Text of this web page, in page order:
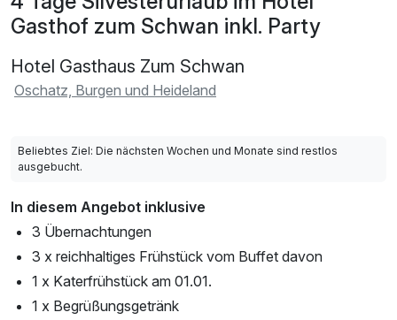
Gasthof zum Schwan inkl. Party
Hotel Gasthaus Zum Schwan
Oschatz, Burgen und Heideland
Beliebtes Ziel: Die nächsten Wochen und Monate sind restlos
ausgebucht.
In diesem Angebot inklusive
3 Übernachtungen
3 x reichhaltiges Frühstück vom Buffet davon
1 x Katerfrühstück am 01.01.
1 x Begrüßungsgetränk